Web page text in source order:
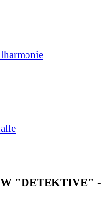
"DETEKTIVE" -